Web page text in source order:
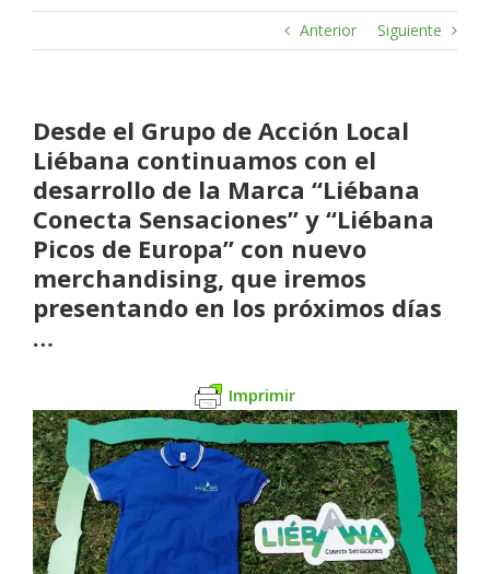
Anterior Siguiente
Desde el Grupo de Acción Local
Liébana continuamos con el
desarrollo de la Marca “Liébana
Conecta Sensaciones” y “Liébana
Picos de Europa” con nuevo
merchandising, que iremos
presentando en los próximos días
…
Imprimir